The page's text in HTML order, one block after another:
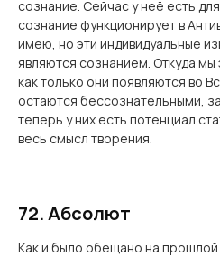
сознание. Сейчас у неё есть
сознание функционирует в
имею, но эти индивидуальные
являются сознанием. Откуда
как только они появляются во
остаются бессознательными,
теперь у них есть потенциал
весь смысл творения.
72. Абсолют
Как и было обещано на